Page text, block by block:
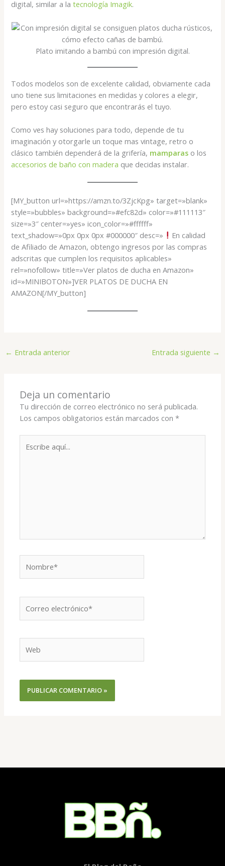
digital, similar a latecnología Imagik.
Plato imitando a bambú con impresión digital.
Todos modelos son de excelente calidad, obviamente cada
uno tiene sus limitaciones en medidas y colores a elegir,
pero estoy casi seguro que encontrarás el tuyo.
Como ves hay soluciones para todo, depende de tu
imaginación y otorgarle un toque mas vintage, retro o
clásico también dependerá de la grifería, mamparas o los
accesorios de baño con madera que decidas instalar.
[MY_button url=»https://amzn.to/3ZjcKpg» target=»blank»
style=»bubbles» background=»#efc82d» color=»#111113″
size=»3″ center=»yes» icon_color=»#ffffff»
text_shadow=»0px 0px 0px #000000″ desc=»
En calidad
de Afiliado de Amazon, obtengo ingresos por las compras
adscritas que cumplen los requisitos aplicables»
rel=»nofollow» title=»Ver platos de ducha en Amazon»
id=»MINIBOTON»]VER PLATOS DE DUCHA EN
AMAZON[/MY_button]
← Entrada anterior Entrada siguiente →
Deja un comentario
Tu dirección de correo electrónico no será publicada.
Los campos obligatorios están marcados con*
aquí...
electrónico*